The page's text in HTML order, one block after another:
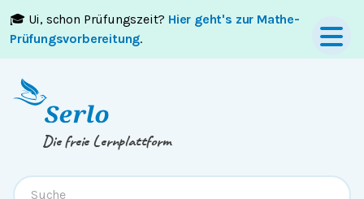
🎓 Ui, schon Prüfungszeit? Hier geht's zur Mathe-
Prüfungsvorbereitung.
Springe zumInhaltoderFooter
Die freie Lernplattform